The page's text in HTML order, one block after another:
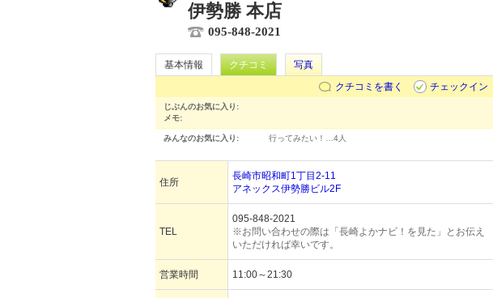
伊勢勝 本店
095-848-2021
基本情報 クチコミ
写真
クチコミを書く
チェックイン
じぶんのお気に入り:
メモ:
みんなのお気に入り: 行ってみたい！… 4人
住所
長崎市昭和町1丁目2-11
アネックス伊勢勝ビル2F
TEL
095-848-2021
※お問い合わせの際は「長崎よかナビ！を見た」とお伝え
いただければ幸いです。
営業時間 11:00～21:30